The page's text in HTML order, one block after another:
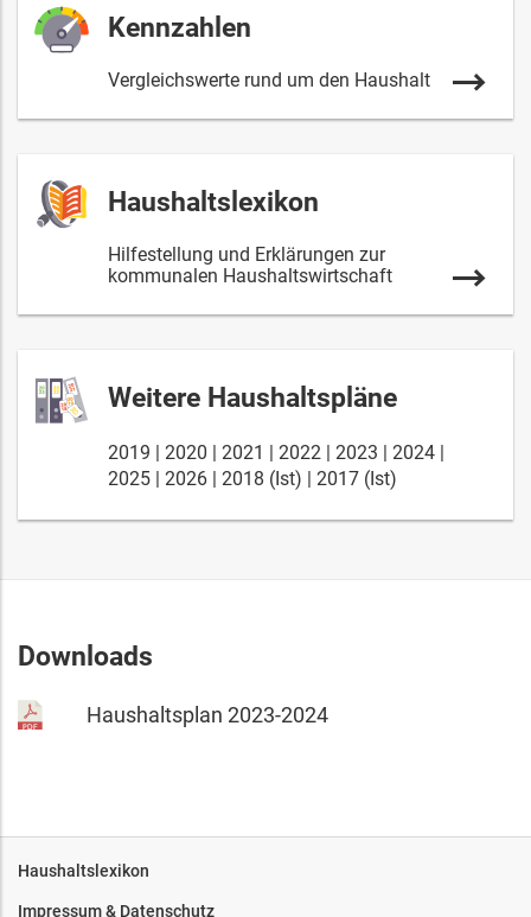
Kennzahlen
Vergleichswerte rund um den Haushalt
Haushaltslexikon
Hilfestellung und Erklärungen zur
kommunalen Haushaltswirtschaft
Weitere Haushaltspläne
2019 2020 2021 2022 2023
2024
2025
2026 2018 (Ist) 2017 (Ist)
Downloads
Haushaltsplan 2023-2024
Haushaltslexikon
Impressum & Datenschutz